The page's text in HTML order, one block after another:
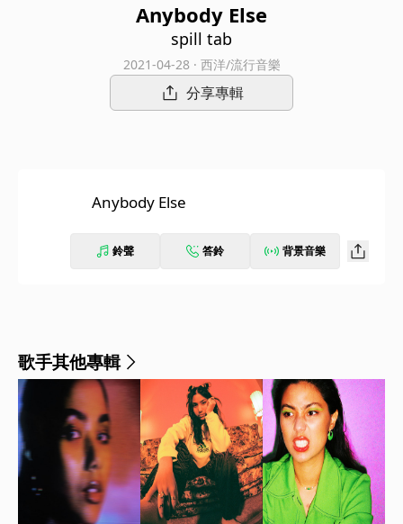
Anybody Else
spill tab
2021-04-28 · 西洋/流行音樂
分享專輯
Anybody Else
鈴聲 答鈴 背景音樂
歌手其他專輯